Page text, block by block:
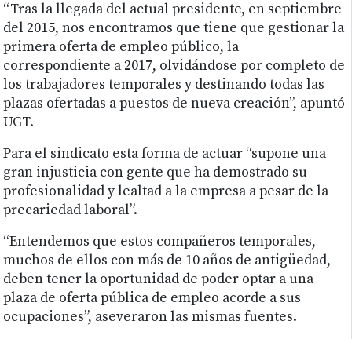
“Tras la llegada del actual presidente, en septiembre
del 2015, nos encontramos que tiene que gestionar la
primera oferta de empleo público, la
correspondiente a 2017, olvidándose por completo de
los trabajadores temporales y destinando todas las
plazas ofertadas a puestos de nueva creación”, apuntó
UGT.
Para el sindicato esta forma de actuar “supone una
gran injusticia con gente que ha demostrado su
profesionalidad y lealtad a la empresa a pesar de la
precariedad laboral”.
“Entendemos que estos compañeros temporales,
muchos de ellos con más de 10 años de antigüedad,
deben tener la oportunidad de poder optar a una
plaza de oferta pública de empleo acorde a sus
ocupaciones”, aseveraron las mismas fuentes.